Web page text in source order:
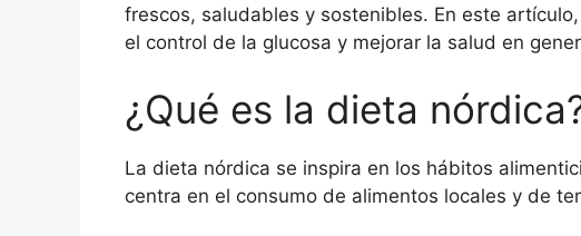
frescos, saludables y sostenibles. En este
el control de la glucosa y mejorar la salud en
¿Qué es la dieta
La dieta nórdica se inspira en los hábitos
centra en el consumo de alimentos locales y de